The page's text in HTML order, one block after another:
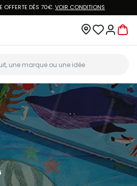
OFFERTE DÈS 70€.VOIR CONDITIONS